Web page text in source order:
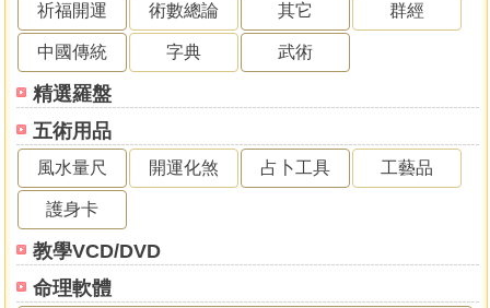
祈福開運 術數總論 其它 群經
中國傳統 字典 武術
精選羅盤
五術用品
風水量尺 開運化煞 占卜工具 工藝品
護身卡
教學VCD/DVD
命理軟體